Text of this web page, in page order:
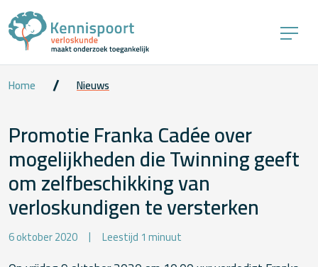
Home Nieuws
Promotie Franka Cadée over
mogelijkheden die Twinning geeft
om zelfbeschikking van
verloskundigen te versterken
6 oktober 2020 Leestijd 1 minuut